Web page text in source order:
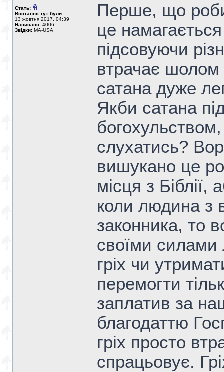
Стать:
Востаннє тут були:
13 жовтня 2017, 04:39
Написано: 4006
Звідки: MA-USA
Перше, що
це намагається
підсовуючи
втрачає шолом
сатана дуже
Якби сатана
слухатись?
вишукано це
місця з
коли людина з
законника, то
своїми
гріх чи
перемогти
заплатив за
благодаттю
гріх просто
спрацьовує.